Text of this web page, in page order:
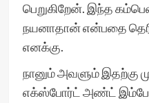
பெறுகிறேன். இந்த
நயனாதான் என்பதை
எனக்கு.
நானும் அவளும் இதற்கு
எக்ஸ்போர்ட் அண்ட்